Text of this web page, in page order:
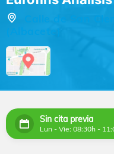
Calle de San
Sin cita previa
Lun - Vie: 08:30h -